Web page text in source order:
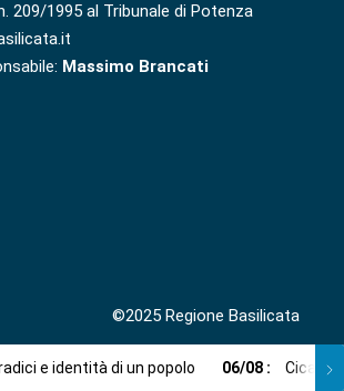
209/1995 al Tribunale di Potenza
Massimo Brancati
©2025 Regione Basilicata
e identità di un popolo 06/08 : Cicala: